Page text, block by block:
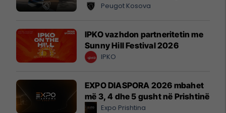
Peugot Kosova
IPKO vazhdon partneritetin me
Sunny Hill Festival 2026
IPKO
EXPO DIASPORA 2026 mbahet
më 3, 4 dhe 5 gusht në Prishtinë
Expo Prishtina